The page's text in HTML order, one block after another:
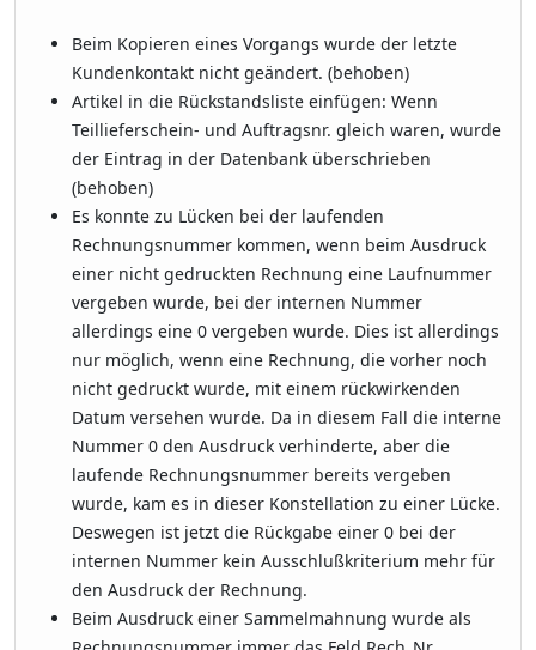
Beim Kopieren eines Vorgangs wurde der letzte
Kundenkontakt nicht geändert. (behoben)
Artikel in die Rückstandsliste einfügen: Wenn
Teillieferschein- und Auftragsnr. gleich waren, wurde
der Eintrag in der Datenbank überschrieben
(behoben)
Es konnte zu Lücken bei der laufenden
Rechnungsnummer kommen, wenn beim Ausdruck
einer nicht gedruckten Rechnung eine Laufnummer
vergeben wurde, bei der internen Nummer
allerdings eine 0 vergeben wurde. Dies ist allerdings
nur möglich, wenn eine Rechnung, die vorher noch
nicht gedruckt wurde, mit einem rückwirkenden
Datum versehen wurde. Da in diesem Fall die interne
Nummer 0 den Ausdruck verhinderte, aber die
laufende Rechnungsnummer bereits vergeben
wurde, kam es in dieser Konstellation zu einer Lücke.
Deswegen ist jetzt die Rückgabe einer 0 bei der
internen Nummer kein Ausschlußkriterium mehr für
den Ausdruck der Rechnung.
Beim Ausdruck einer Sammelmahnung wurde als